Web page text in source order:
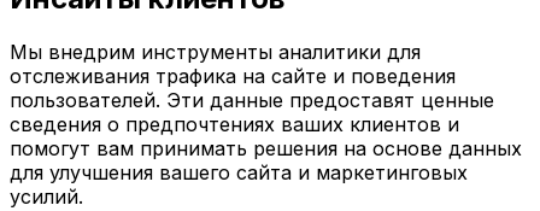
Мы внедрим инструменты аналитики для
отслеживания трафика на сайте и поведения
пользователей. Эти данные предоставят ценные
сведения о предпочтениях ваших клиентов и
помогут вам принимать решения на основе данных
для улучшения вашего сайта и маркетинговых
усилий.